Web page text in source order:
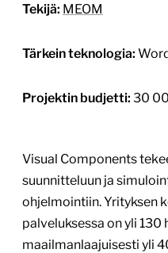
Tekijä: MEOM
Tärkein teknologia:
Projektin budjetti: 30
Visual Components
suunnitteluun ja
ohjelmointiin. Yrityksen
palveluksessa on yli
maailmanlaajuisesti yli